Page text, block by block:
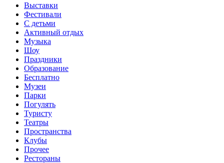
Выставки
Фестивали
С детьми
Активный отдых
Музыка
Шоу
Праздники
Образование
Бесплатно
Музеи
Парки
Погулять
Туристу
Театры
Пространства
Клубы
Прочее
Рестораны